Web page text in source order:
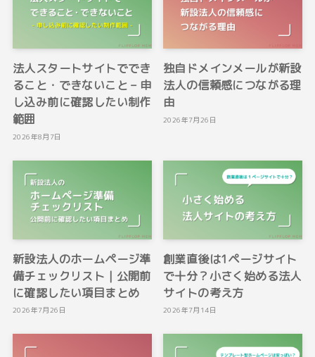
法人スタートサイトででき
ること・できないこと – 申
し込み前に確認したい制作
範囲
2026年8月7日
独自ドメインメールが新設
法人の信頼感につながる理
由
2026年7月26日
新設法人のホームページ準
備チェックリスト｜公開前
に確認したい項目まとめ
2026年7月26日
創業直後は1ページサイト
で十分？小さく始める法人
サイトの考え方
2026年7月14日